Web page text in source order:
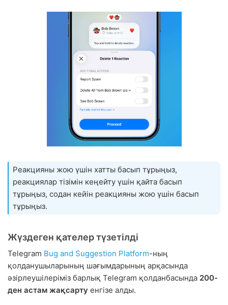
Реакцияны жою үшін хатты басып тұрыңыз,
реакциялар тізімін кеңейту үшін қайта басып
тұрыңыз, содан кейін реакцияны жою үшін басып
тұрыңыз.
Жүздеген қателер түзетілді
Telegram Bug and Suggestion Platform-ның
қолданушыларының шағымдарының арқасында
әзірлеушілеріміз барлық Telegram қолданбасында 200-
ден астам жақсарту енгізе алды.